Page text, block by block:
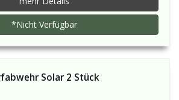
*Nicht Verfügbar
Solar 2 Stück